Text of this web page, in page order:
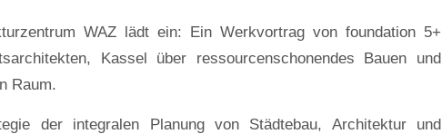
WAZ lädt ein: Ein Werkvortrag von foundation 5+
Kassel über ressourcenschonendes Bauen und
Raum.
der integralen Planung von Städtebau, Architektur und